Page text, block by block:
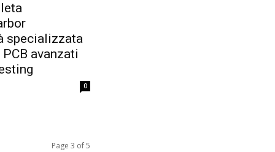
specializzata
avanzati
0
Page 3 of 5